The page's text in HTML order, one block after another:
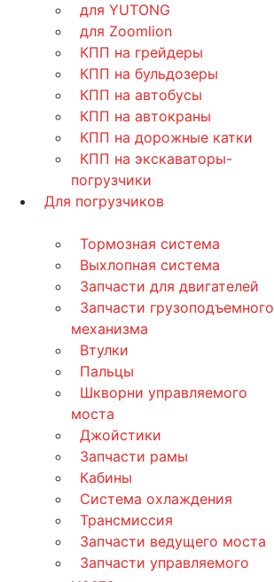
для YUTONG
для Zoomlion
КПП на грейдеры
КПП на бульдозеры
КПП на автобусы
КПП на автокраны
КПП на дорожные катки
КПП на экскаваторы-
погрузчики
Для погрузчиков
Тормозная система
Выхлопная система
Запчасти для двигателей
Запчасти грузоподъемного
механизма
Втулки
Пальцы
Шкворни управляемого
моста
Джойстики
Запчасти рамы
Кабины
Система охлаждения
Трансмиссия
Запчасти ведущего моста
Запчасти управляемого